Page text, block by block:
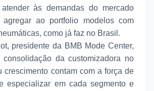
às demandas do mercado
agregar ao portfolio modelos com
como já faz no Brasil.
presidente da BMB Mode Center,
da customizadora no
crescimento contam com a força de
especializar em cada segmento e